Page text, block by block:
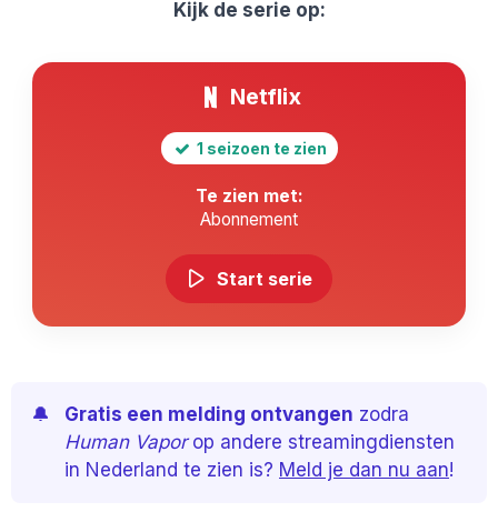
Kijk de serie op:
Netflix
1 seizoen te zien
Te zien met:
Abonnement
Start serie
🔔 Gratis een melding ontvangen zodra
Human Vaporop andere streamingdiensten
in Nederland te zien is? Meld je dan nu aan!